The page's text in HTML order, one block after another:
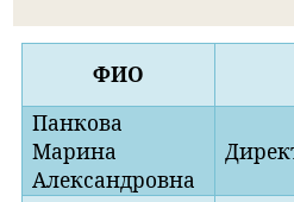
ФИО
Панкова
Марина
Александровна